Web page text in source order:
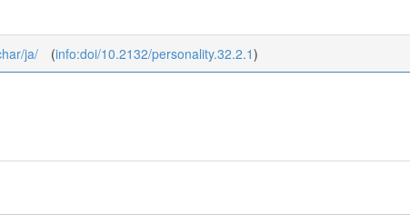
ja/ (info:doi/10.2132/personality.32.2.1)